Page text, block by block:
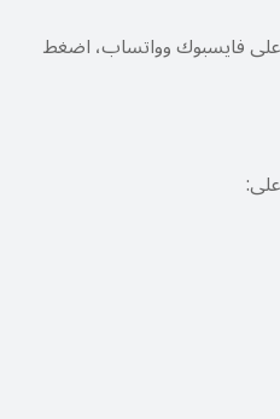
على فايسبوك وواتساب، اضغط